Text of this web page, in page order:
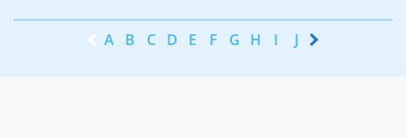
A B C D E F G H I J K